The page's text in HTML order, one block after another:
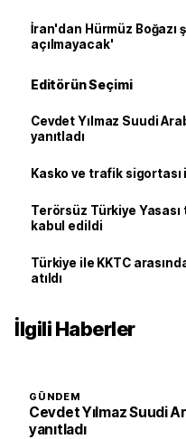
İran'dan Hürmüz Boğazı
açılmayacak'
Editörün Seçimi
Cevdet Yılmaz Suudi
yanıtladı
Kasko ve trafik
Terörsüz Türkiye
kabul edildi
Türkiye ile KKTC
atıldı
İlgili Haberler
GÜNDEM
Cevdet Yılmaz Suudi
yanıtladı